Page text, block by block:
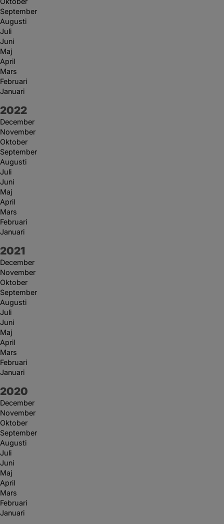
September
Augusti
Juli
Juni
Maj
April
Mars
Februari
Januari
År:
2022
December
November
Oktober
September
Augusti
Juli
Juni
Maj
April
Mars
Februari
Januari
År:
2021
December
November
Oktober
September
Augusti
Juli
Juni
Maj
April
Mars
Februari
Januari
År:
2020
December
November
Oktober
September
Augusti
Juli
Juni
Maj
April
Mars
Februari
Januari